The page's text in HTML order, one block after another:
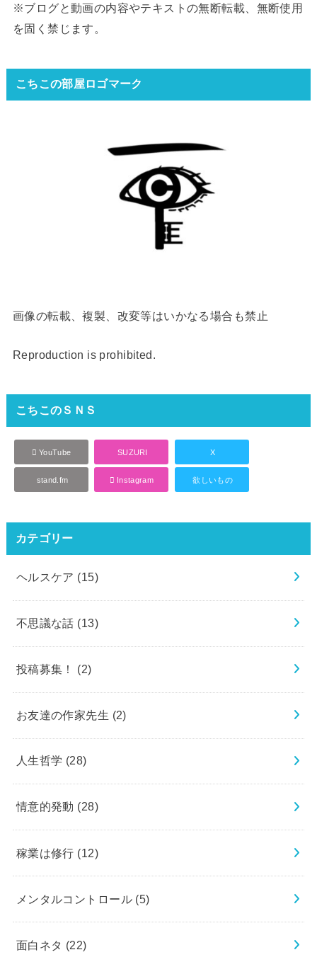
※ブログと動画の内容やテキストの無断転載、無断使用
を固く禁じます。
こちこの部屋ロゴマーク
画像の転載、複製、改変等はいかなる場合も禁止
Reproduction is prohibited.
こちこのＳＮＳ
YouTube SUZURI X
stand.fm Instagram 欲しいもの
カテゴリー
ヘルスケア (15)
不思議な話 (13)
投稿募集！ (2)
お友達の作家先生 (2)
人生哲学 (28)
情意的発動 (28)
稼業は修行 (12)
メンタルコントロール (5)
面白ネタ (22)